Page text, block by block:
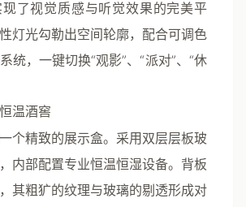
了视觉质感与听觉效果的完美平
灯光勾勒出空间轮廓，配合可调色
统，一键切换“观影”、“派对”、“休
温酒窖
个精致的展示盒。采用双层层板玻
内部配置专业恒温恒湿设备。背板
其粗犷的纹理与玻璃的剔透形成对